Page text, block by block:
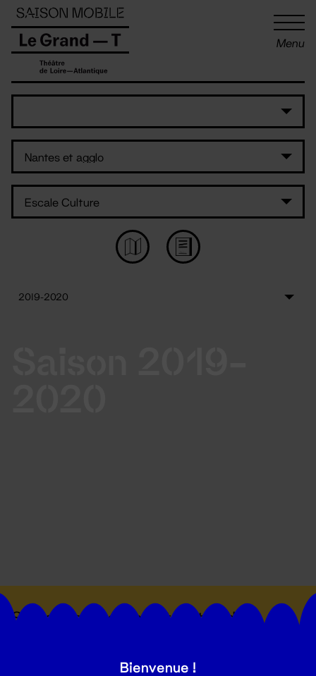
Menu
Suivez toutes les actualités du
Panneau de gestion des cookies
Bienvenue !